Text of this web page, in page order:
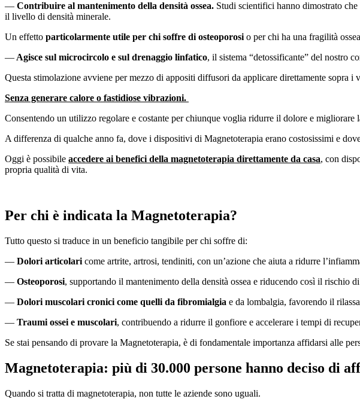
— Contribuire al mantenimento della densità ossea. Studi scientifici hanno dimostrato
il livello di densità minerale.
Un effetto particolarmente utile per chi soffre di osteoporosi o per chi ha una fragilità
— Agisce sul microcircolo e sul drenaggio linfatico, il sistema “detossificante” del nostro
Questa stimolazione avviene per mezzo di appositi diffusori da applicare direttamente sopra i
Senza generare calore o fastidiose vibrazioni.
Consentendo un utilizzo regolare e costante per chiunque voglia ridurre il dolore e migliorare
A differenza di qualche anno fa, dove i dispositivi di Magnetoterapia erano costosissimi e
Oggi è possibile accedere ai benefici della magnetoterapia direttamente da casa, con
propria qualità di vita.
Per chi è indicata la Magnetoterapia?
Tutto questo si traduce in un beneficio tangibile per chi soffre di:
— Dolori articolari come artrite, artrosi, tendiniti, con un’azione che aiuta a ridurre
— Osteoporosi, supportando il mantenimento della densità ossea e riducendo così il rischio
— Dolori muscolari cronici come quelli da fibromialgia e da lombalgia, favorendo il
— Traumi ossei e muscolari, contribuendo a ridurre il gonfiore e accelerare i tempi di
Se stai pensando di provare la Magnetoterapia, è di fondamentale importanza affidarsi alle
Magnetoterapia: più di 30.000 persone hanno deciso di
Quando si tratta di magnetoterapia, non tutte le aziende sono uguali.